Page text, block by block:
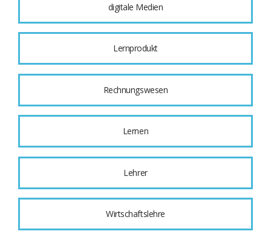
digitale Medien
Lernprodukt
Rechnungswesen
Lernen
Lehrer
Wirtschaftslehre